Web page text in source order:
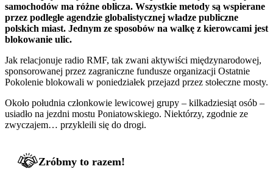
samochodów ma różne oblicza. Wszystkie metody są wspierane
przez podległe agendzie globalistycznej władze publiczne
polskich miast. Jednym ze sposobów na walkę z kierowcami jest
blokowanie ulic.
Jak relacjonuje radio RMF, tak zwani aktywiści międzynarodowej,
sponsorowanej przez zagraniczne fundusze organizacji Ostatnie
Pokolenie blokowali w poniedziałek przejazd przez stołeczne mosty.
Około południa członkowie lewicowej grupy – kilkadziesiąt osób –
usiadło na jezdni mostu Poniatowskiego. Niektórzy, zgodnie ze
zwyczajem… przykleili się do drogi.
Zróbmy to razem!